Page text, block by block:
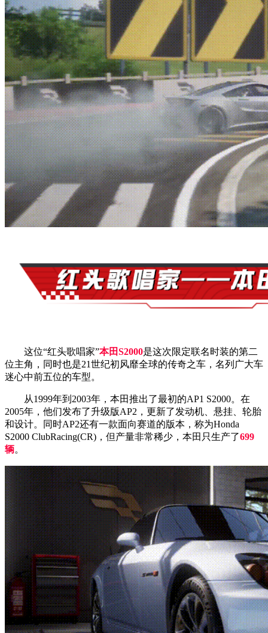
这位“红头歌唱家”本田S2000是这次限定联名时装的第二
位主角，同时也是21世纪初风靡全球的传奇之车，名列广大车
迷心中前五位的车型。
从1999年到2003年，本田推出了最初的AP1 S2000。在
2005年，他们发布了升级版AP2，更新了发动机、悬挂、轮胎
和设计。同时AP2还有一款面向赛道的版本，称为Honda
S2000 ClubRacing(CR)，但产量非常稀少，本田只生产了699
辆。